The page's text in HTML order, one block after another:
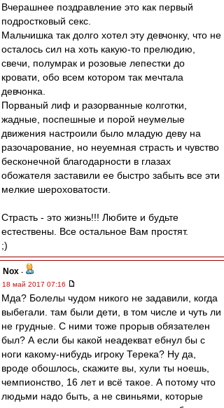
Вчерашнее поздравление это как первый
подростковый секс.
Мальчишка так долго хотел эту девчонку, что не
осталось сил на хоть какую-то прелюдию,
свечи, полумрак и розовые лепестки до
кровати, обо всем котором так мечтала
девчонка.
Порваный лиф и разорванные колготки,
жадные, поспешные и порой неумелые
движения настроили было младую деву на
разочарование, но неуемная страсть и чувство
бесконечной благодарности в глазах
обожателя заставили ее быстро забыть все эти
мелкие шероховатости.
Страсть - это жизнь!!! Любите и будьте
естествены. Все остальное Вам простят.
;)
Nox -
18 май 2017 07:16
Мда? Болелы чудом никого не задавили, когда
выбегали. там были дети, в том числе и чуть ли
не грудные. С ними тоже прорыв обязателен
был? А если бы какой неадекват ебнул бы с
ноги какому-нибудь игроку Терека? Ну да,
вроде обошлось, скажите вы, хули ты ноешь,
чемпионство, 16 лет и всё такое. А потому что
людьми надо быть, а не свиньями, которые